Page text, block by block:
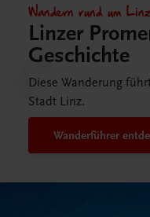
Wandern rund um Linz
Linzer
Geschichte
Diese Wanderung
Stadt Linz.
Wanderführer